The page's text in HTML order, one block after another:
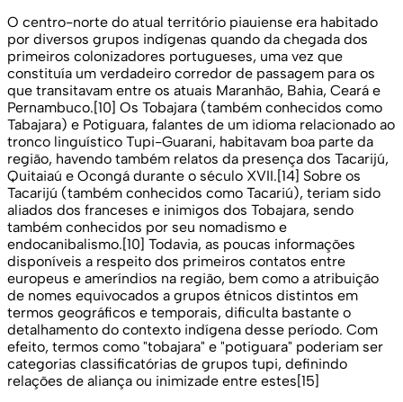
O centro-norte do atual território piauiense era habitado
por diversos grupos indígenas quando da chegada dos
primeiros colonizadores portugueses, uma vez que
constituía um verdadeiro corredor de passagem para os
que transitavam entre os atuais Maranhão, Bahia, Ceará e
Pernambuco.[10] Os Tobajara (também conhecidos como
Tabajara) e Potiguara, falantes de um idioma relacionado ao
tronco linguístico Tupi-Guarani, habitavam boa parte da
região, havendo também relatos da presença dos Tacarijú,
Quitaiaú e Ocongá durante o século XVII.[14] Sobre os
Tacarijú (também conhecidos como Tacariú), teriam sido
aliados dos franceses e inimigos dos Tobajara, sendo
também conhecidos por seu nomadismo e
endocanibalismo.[10] Todavia, as poucas informações
disponíveis a respeito dos primeiros contatos entre
europeus e ameríndios na região, bem como a atribuição
de nomes equivocados a grupos étnicos distintos em
termos geográficos e temporais, dificulta bastante o
detalhamento do contexto indígena desse período. Com
efeito, termos como "tobajara" e "potiguara" poderiam ser
categorias classificatórias de grupos tupi, definindo
relações de aliança ou inimizade entre estes[15]